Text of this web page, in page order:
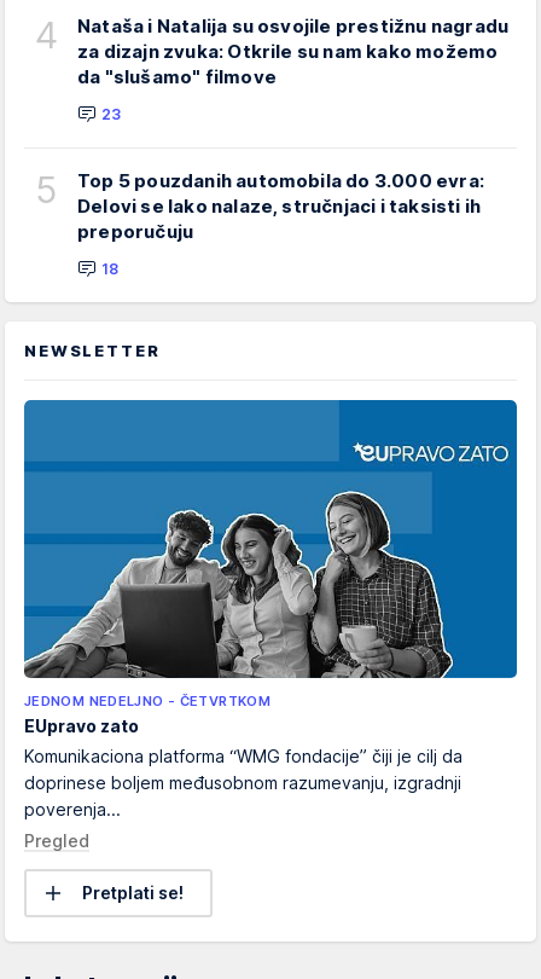
4
Nataša i Natalija su osvojile prestižnu nagradu
za dizajn zvuka: Otkrile su nam kako možemo
da "slušamo" filmove
23
5
Top 5 pouzdanih automobila do 3.000 evra:
Delovi se lako nalaze, stručnjaci i taksisti ih
preporučuju
18
NEWSLETTER
JEDNOM NEDELJNO - ČETVRTKOM
EUpravo zato
Komunikaciona platforma “WMG fondacije” čiji je cilj da
doprinese boljem međusobnom razumevanju, izgradnji
poverenja...
Pregled
Pretplati se!